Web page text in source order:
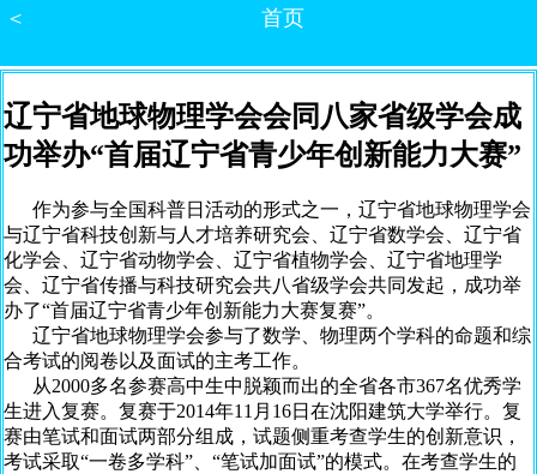
＜ 首页
辽宁省地球物理学会会同八家省级学会成
功举办“首届辽宁省青少年创新能力大赛”
作为参与全国科普日活动的形式之一，辽宁省地球物理学会
与辽宁省科技创新与人才培养研究会、辽宁省数学会、辽宁省
化学会、辽宁省动物学会、辽宁省植物学会、辽宁省地理学
会、辽宁省传播与科技研究会共八省级学会共同发起，成功举
办了“首届辽宁省青少年创新能力大赛复赛”。
辽宁省地球物理学会参与了数学、物理两个学科的命题和综
合考试的阅卷以及面试的主考工作。
从2000多名参赛高中生中脱颖而出的全省各市367名优秀学
生进入复赛。复赛于2014年11月16日在沈阳建筑大学举行。复
赛由笔试和面试两部分组成，试题侧重考查学生的创新意识，
考试采取“一卷多学科”、“笔试加面试”的模式。在考查学生的